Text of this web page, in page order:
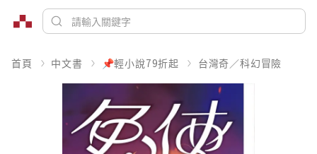
首頁 中文書 📌輕小說79折起 台灣奇／科幻冒險